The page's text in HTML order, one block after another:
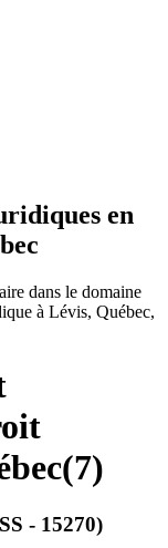
en
dans le domaine
à Lévis, Québec,
(7)
- 15270)